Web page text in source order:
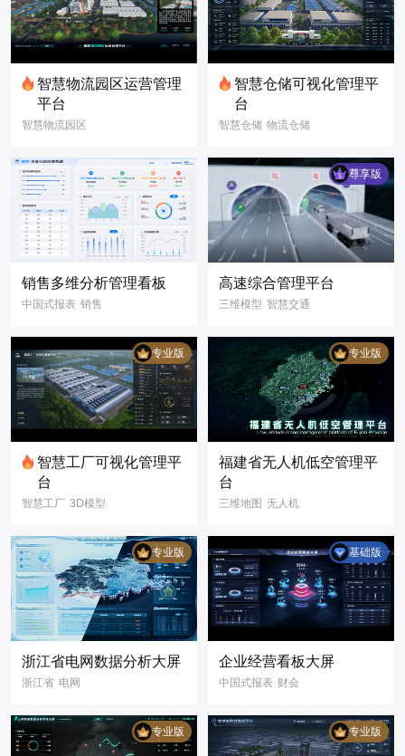
智慧物流园区运营管理
平台
智慧物流园区
园区运营看板
仓储数据报表
库区监控管理
物流数字化
数字孪生
智慧物流
智慧园区 智慧仓储
3D模型 三维建模
智慧仓储可视化管理平
台
智慧仓储 物流仓储
仓储可视化
物流可视化
智慧仓储可视化管
理平台
可视化3D场景
3D可视化
数字孪生
销售多维分析管理看板
中国式报表 销售
信息
尊享版
高速综合管理平台
三维模型 智慧交通
数字孪生
数据可视化
3D可视化
智慧服务区
智慧隧道
智慧桥梁 三维地图
专业版
智慧工厂可视化管理平
台
智慧工厂 3D模型
数据可视化
数字孪生 智慧工业
3D工业设备
专业版
福建省无人机低空管理平
台
三维地图 无人机
大屏 数字孪生
智慧城市
市
县
中国地图
GIS
GIS系统
专业版
浙江省电网数据分析大屏
浙江省 电网
3D地图
基础版
企业经营看板大屏
中国式报表 财会
管理 数据可视化
专业版 专业版